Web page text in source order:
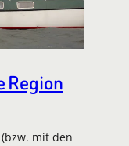
Region
mit den